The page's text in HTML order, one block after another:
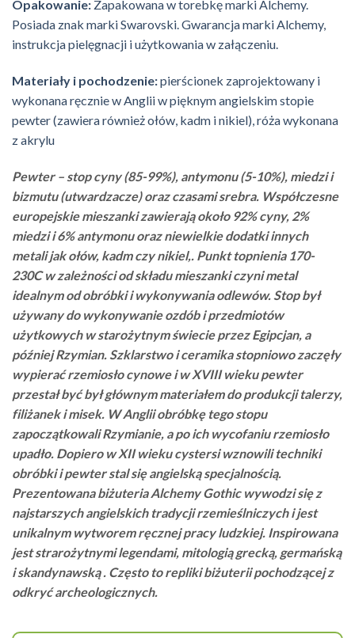
Opakowanie: Zapakowana w torebkę marki Alchemy.
Posiada znak marki Swarovski. Gwarancja marki Alchemy,
instrukcja pielęgnacji i użytkowania w załączeniu.
Materiały i pochodzenie:pierścionek zaprojektowany i
wykonana ręcznie w Anglii w pięknym angielskim stopie
pewter (zawiera również ołów, kadm i nikiel), róża wykonana
z akrylu
Pewter – stop cyny (85-99%), antymonu (5-10%), miedzi i
bizmutu (utwardzacze) oraz czasami srebra. Współczesne
europejskie mieszanki zawierają około 92% cyny, 2%
miedzi i 6% antymonu oraz niewielkie dodatki innych
metali jak ołów, kadm czy nikiel,. Punkt topnienia 170-
230C w zależności od składu mieszanki czyni metal
idealnym od obróbki i wykonywania odlewów. Stop był
używany do wykonywanie ozdób i przedmiotów
użytkowych w starożytnym świecie przez Egipcjan, a
później Rzymian. Szklarstwo i ceramika stopniowo zaczęły
wypierać rzemiosło cynowe i w XVIII wieku pewter
przestał być był głównym materiałem do produkcji talerzy,
filiżanek i misek. W Anglii obróbkę tego stopu
zapoczątkowali Rzymianie, a po ich wycofaniu rzemiosło
upadło. Dopiero w XII wieku cystersi wznowili techniki
obróbki i pewter stal się angielską specjalnością.
Prezentowana biżuteria Alchemy Gothic wywodzi się z
najstarszych angielskich tradycji rzemieślniczych i jest
unikalnym wytworem ręcznej pracy ludzkiej. Inspirowana
jest strarożytnymi legendami, mitologią grecką, germańską
i skandynawską . Często to repliki biżuterii pochodzącej z
odkryć archeologicznych.